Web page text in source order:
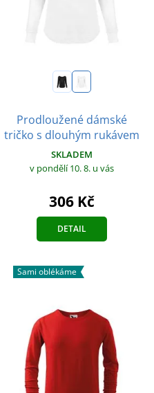
Prodloužené dámské
tričko s dlouhým rukávem
SKLADEM
v pondělí 10. 8. u vás
306 Kč
DETAIL
Sami oblékáme